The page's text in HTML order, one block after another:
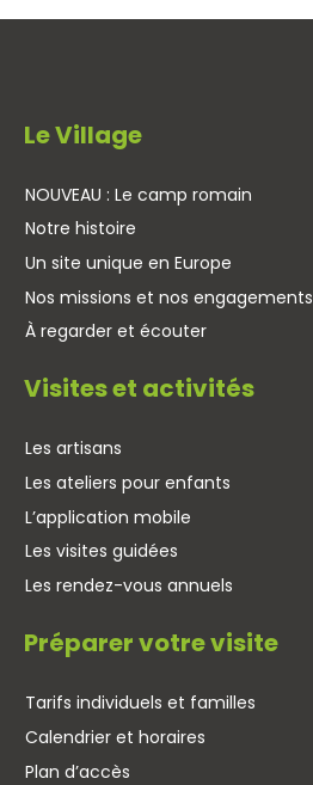
Le Village
NOUVEAU : Le camp romain
Notre histoire
Un site unique en Europe
Nos missions et nos engagements
À regarder et écouter
Visites et activités
Les artisans
Les ateliers pour enfants
L’application mobile
Les visites guidées
Les rendez-vous annuels
Préparer votre visite
Tarifs individuels et familles
Calendrier et horaires
Plan d’accès